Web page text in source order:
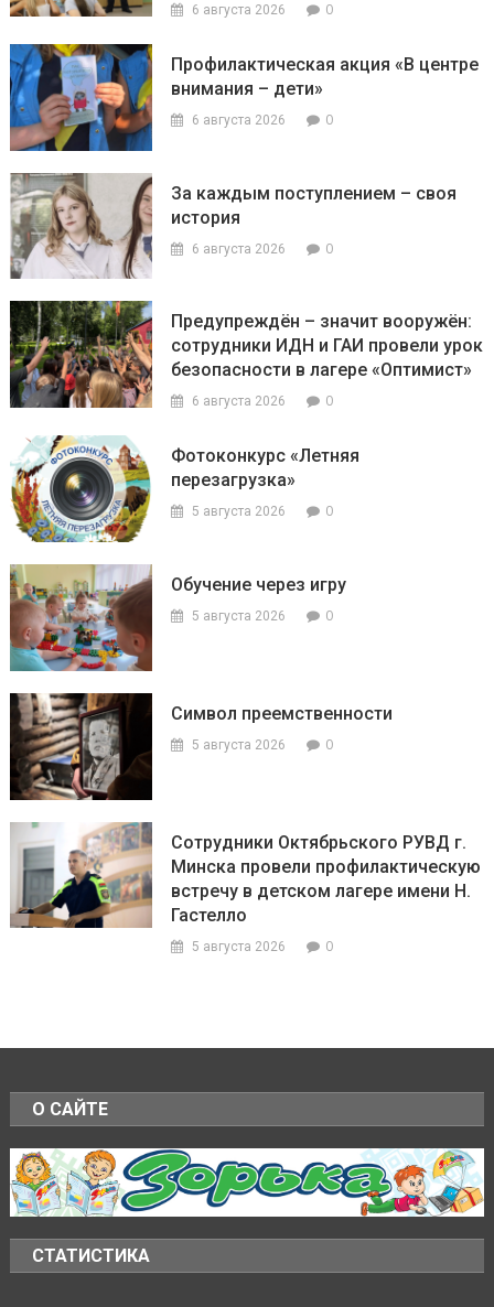
6 августа 2026 0
Профилактическая акция «В центре
внимания – дети»
6 августа 2026 0
За каждым поступлением – своя
история
6 августа 2026 0
Предупреждён – значит вооружён:
сотрудники ИДН и ГАИ провели урок
безопасности в лагере «Оптимист»
6 августа 2026 0
Фотоконкурс «Летняя
перезагрузка»
5 августа 2026 0
Обучение через игру
5 августа 2026 0
Символ преемственности
5 августа 2026 0
Сотрудники Октябрьского РУВД г.
Минска провели профилактическую
встречу в детском лагере имени Н.
Гастелло
5 августа 2026 0
О САЙТЕ
СТАТИСТИКА